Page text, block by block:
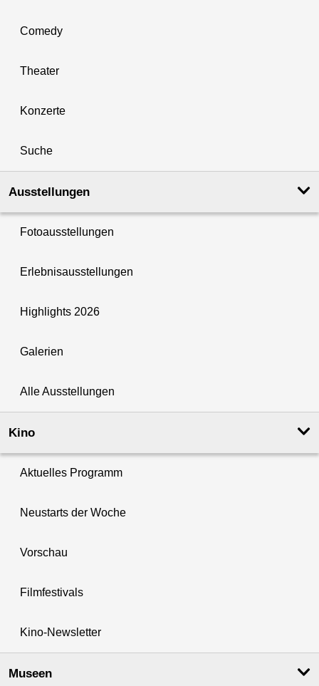
Comedy
Theater
Konzerte
Suche
Ausstellungen
Fotoausstellungen
Erlebnisausstellungen
Highlights 2026
Galerien
Alle Ausstellungen
Kino
Aktuelles Programm
Neustarts der Woche
Vorschau
Filmfestivals
Kino-Newsletter
Museen